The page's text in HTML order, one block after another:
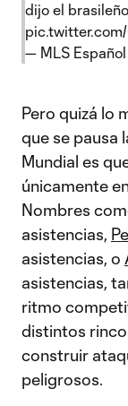
dijo el
— MLS Español
Pero quizá lo
que se pausa
Mundial es
únicamente
Nombres
asistencias,
asistencias, o
asistencias,
ritmo
distintos
construir
peligrosos.